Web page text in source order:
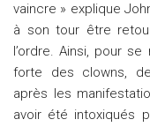
vaincre » explique
à son tour être
l’ordre. Ainsi, pour
forte des clowns,
après les
avoir été intoxiqués